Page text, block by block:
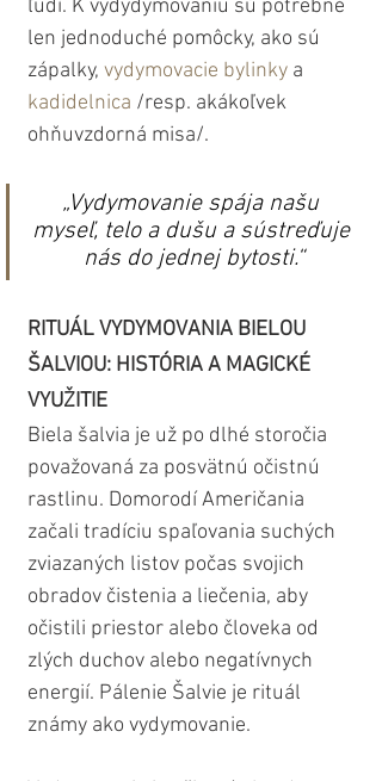
ľudí. K vydydymovaniu sú potrebné
len jednoduché pomôcky, ako sú
zápalky, vydymovacie bylinky a
kadidelnica /resp. akákoľvek
ohňuvzdorná misa/.
„Vydymovanie spája našu
myseľ, telo a dušu a sústreďuje
nás do jednej bytosti.“
RITUÁL VYDYMOVANIA BIELOU
ŠALVIOU: HISTÓRIA A MAGICKÉ
VYUŽITIE
Biela šalvia je už po dlhé storočia
považovaná za posvätnú očistnú
rastlinu. Domorodí Američania
začali tradíciu spaľovania suchých
zviazaných listov počas svojich
obradov čistenia a liečenia, aby
očistili priestor alebo človeka od
zlých duchov alebo negatívnych
energií. Pálenie Šalvie je rituál
známy ako vydymovanie.